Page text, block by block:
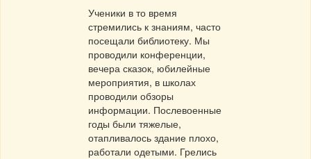
Ученики в то время
стремились к знаниям, часто
посещали библиотеку. Мы
проводили конференции,
вечера сказок, юбилейные
мероприятия, в школах
проводили обзоры
информации. Послевоенные
годы были тяжелые,
отапливалось здание плохо,
работали одетыми. Грелись